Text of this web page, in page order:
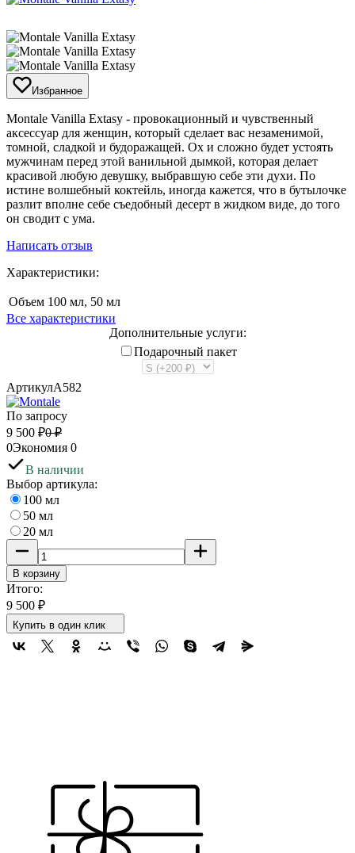
Избранное
​Montale Vanilla Extasy - провокационный и чувственный
аксессуар для женщин, который сделает вас незаменимой,
томной, сладкой и будоражащей. Ох и сложно будет устоять
мужчинам перед этой ванильной дымкой, которая делает
красивой любую девушку, выбравшую себе эти духи. По
истине волшебный коктейль, иногда кажется, что в бутылочке
разлит вполне себе съедобный десерт в жидком виде, до того
он сводит с ума.
Написать отзыв
Характеристики:
Объем 100 мл, 50 мл
Все характеристики
Дополнительные услуги:
Подарочный пакет
АртикулA582
По запросу
9 500 ₽0 ₽
0Экономия 0
В наличии
Выбор артикула:
100 мл
50 мл
20 мл
В корзину
Итого:
9 500 ₽
Купить в один клик